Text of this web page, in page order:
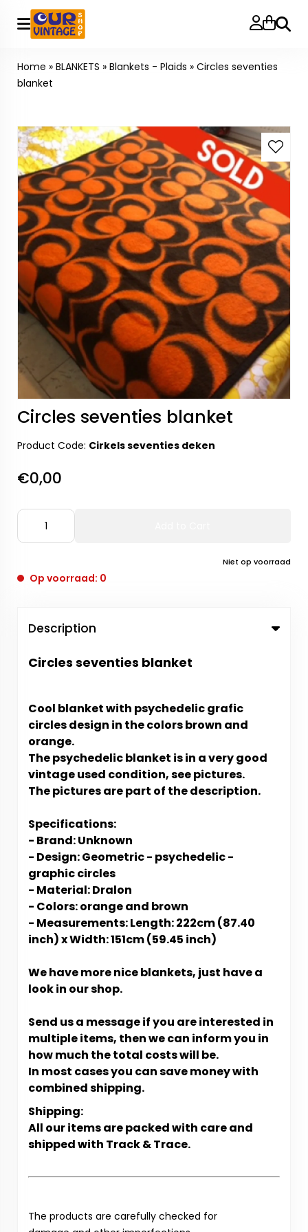
Search
Home » BLANKETS » Blankets - Plaids » Circles seventies
blanket
Circles seventies blanket
Product Code: Cirkels seventies deken
€0,00
Niet op voorraad
Op voorraad: 0
Description
Circles seventies blanket
Cool blanket with psychedelic grafic
circles design in the colors brown and
orange.
The psychedelic blanket is in a very good
vintage used condition, see pictures.
The pictures are part of the description.
Specifications:
- Brand: Unknown
- Design: Geometric - psychedelic -
graphic circles
- Material: Dralon
- Colors: orange and brown
- Measurements: Length: 222cm (87.40
inch) x Width: 151cm (59.45 inch)
We have more nice blankets, just have a
look in our shop.
Send us a message if you are interested in
multiple items, then we can inform you in
how much the total costs will be.
In most cases you can save money with
combined shipping.
Shipping:
All our items are packed with care and
shipped with Track & Trace.
The products are carefully checked for